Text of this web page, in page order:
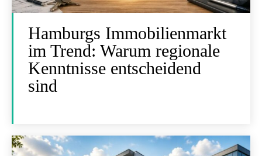
Hamburgs Immobilienmarkt
im Trend: Warum regionale
Kenntnisse entscheidend
sind